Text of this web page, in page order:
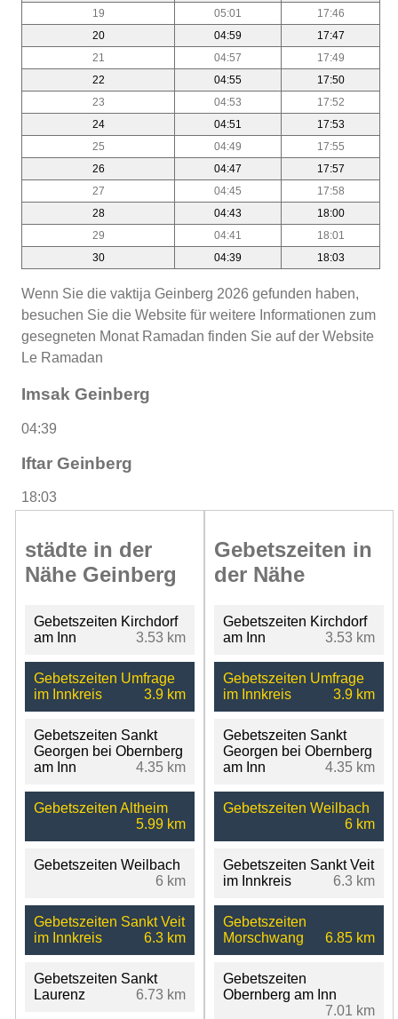
19
05:01
17:46
20
04:59
17:47
21
04:57
17:49
22
04:55
17:50
23
04:53
17:52
24
04:51
17:53
25
04:49
17:55
26
04:47
17:57
27
04:45
17:58
28
04:43
18:00
29
04:41
18:01
30
04:39 18:03
Wenn Sie die vaktija Geinberg 2026 gefunden haben,
besuchen Sie die Website für weitere Informationen zum
gesegneten Monat Ramadan finden Sie auf der Website
Le Ramadan
Imsak Geinberg
04:39
Iftar Geinberg
18:03
städte in der
Nähe Geinberg
Gebetszeiten Kirchdorf
am Inn
3.53 km
Gebetszeiten Umfrage
im Innkreis
3.9 km
Gebetszeiten Sankt
Georgen bei Obernberg
am Inn
4.35 km
Gebetszeiten Altheim
5.99 km
Gebetszeiten Weilbach
6 km
Gebetszeiten Sankt Veit
im Innkreis
6.3 km
Gebetszeiten Sankt
Laurenz
6.73 km
Gebetszeiten in
der Nähe
Gebetszeiten Kirchdorf
am Inn
3.53 km
Gebetszeiten Umfrage
im Innkreis
3.9 km
Gebetszeiten Sankt
Georgen bei Obernberg
am Inn
4.35 km
Gebetszeiten Weilbach
6 km
Gebetszeiten Sankt Veit
im Innkreis
6.3 km
Gebetszeiten
Morschwang
6.85 km
Gebetszeiten
Obernberg am Inn
7.01 km